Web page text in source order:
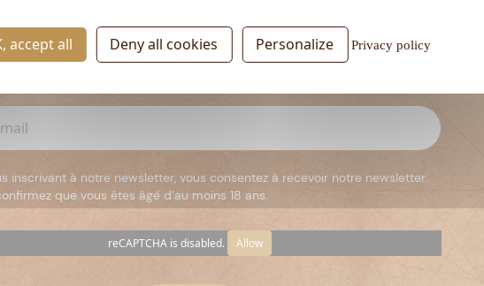
Inscrivez-vous à la newsletter
inscrivant à notre newsletter, vous consentez à recevoir notre newsletter.
que vous êtes âgé d’au moins 18 ans.
reCAPTCHA is disabled. Allow
accept all Deny all cookies Personalize Privacy policy